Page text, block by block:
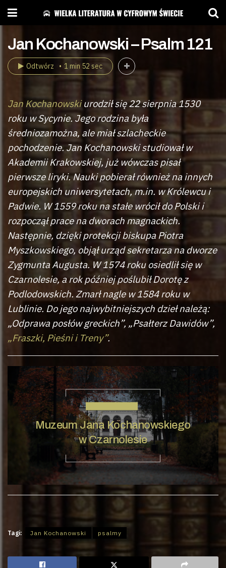
Jan Kochanowski – Psalm 121
Odtwórz 1 min 52 sec
Jan Kochanowskiurodził się 22 sierpnia 1530
roku w Sycynie. Jego rodzina była
średniozamożna, ale miał szlacheckie
pochodzenie. Jan Kochanowski studiował w
Akademii Krakowskiej, już wówczas pisał
pierwsze liryki. Nauki pobierał również na innych
europejskich uniwersytetach, m.in. w Królewcu i
Padwie. W 1559 roku na stałe wrócił do Polski i
rozpoczął prace na dworach magnackich.
Następnie, dzięki protekcji biskupa Piotra
Myszkowskiego, objął urząd sekretarza na dworze
Zygmunta Augusta. W 1574 roku osiedlił się w
Czarnolesie, a rok później poślubił Dorotę z
Podlodowskich. Zmarł nagle w 1584 roku w
Lublinie. Do jego najwybitniejszych dzieł należą:
„Odprawa posłów greckich”, „Psałterz Dawidów”,
„Fraszki, Pieśni i Treny”.
Muzeum Jana Kochanowskiego
w Czarnolesie
Tagi: Jan Kochanowski psalmy